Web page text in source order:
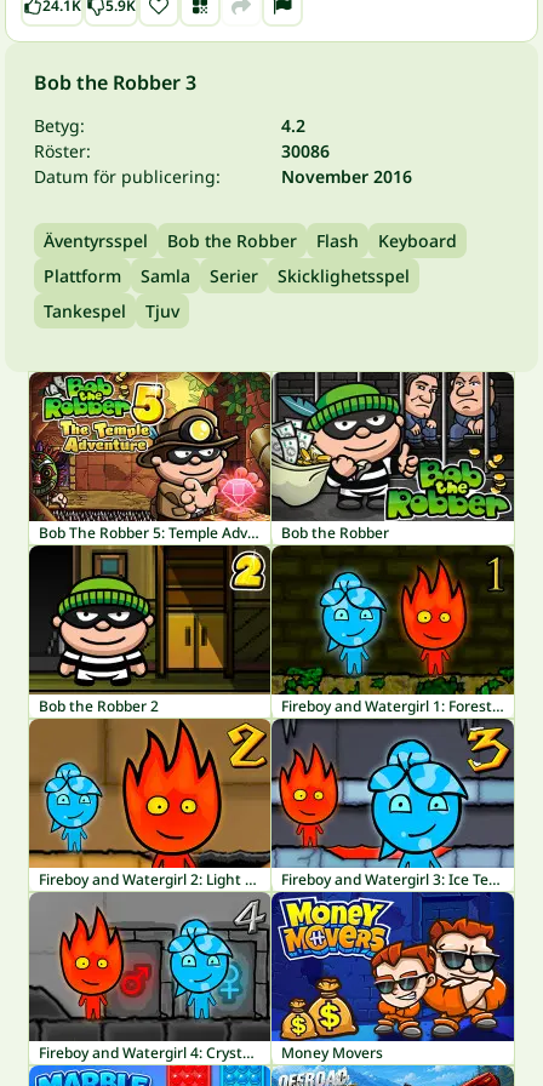
24.1K 5.9K
Bob the Robber 3
Betyg:
4.2
Röster:
30086
Datum för publicering:
November 2016
Äventyrsspel Bob the Robber Flash
Keyboard
Plattform
Samla Serier
Skicklighetsspel
Tankespel
Tjuv
Bob The Robber 5: Temple Adventure Bob the Robber
Bob the Robber 2 Fireboy and Watergirl 1: Forest Temple
Fireboy and Watergirl 2: Light Temple Fireboy and Watergirl 3: Ice Temple
Fireboy and Watergirl 4: Crystal Temple Money Movers